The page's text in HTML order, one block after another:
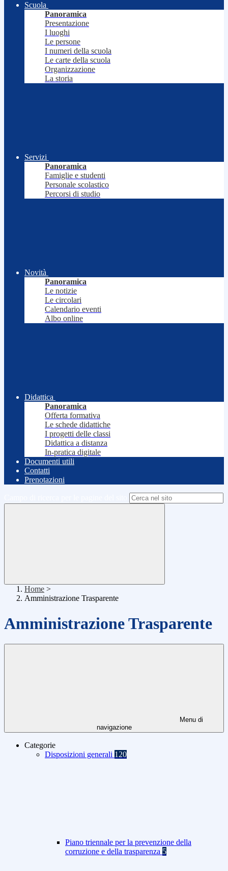
Scuola
Panoramica
Presentazione
I luoghi
Le persone
I numeri della scuola
Le carte della scuola
Organizzazione
La storia
Servizi
Panoramica
Famiglie e studenti
Personale scolastico
Percorsi di studio
Novità
Panoramica
Le notizie
Le circolari
Calendario eventi
Albo online
Didattica
Panoramica
Offerta formativa
Le schede didattiche
I progetti delle classi
Didattica a distanza
In-pratica digitale
Documenti utili
Contatti
Prenotazioni
Home >
Amministrazione Trasparente
Amministrazione Trasparente
Menu di
navigazione
Categorie
Disposizioni generali 120
Piano triennale per la prevenzione della
corruzione e della trasparenza 5